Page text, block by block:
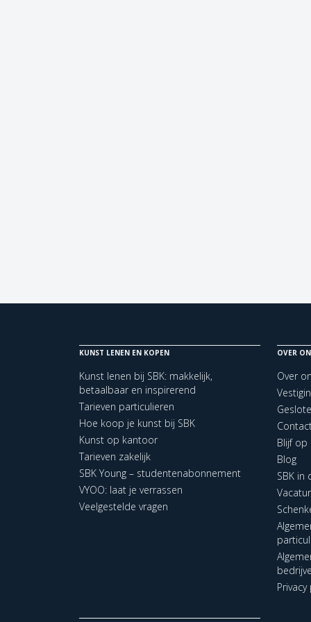
KUNST LENEN EN KOPEN
Kunst lenen bij SBK: makkelijk,
betaalbaar en inspirerend
Tarieven particulieren
Hoe koop je kunst bij SBK
Kunst op kantoor
Tarieven zakelijk
SBK Young – studentenabonnement
VYOO: laat je verrassen
Veelgestelde vragen
OVER
Over
Blijf op
Blog
SBK in